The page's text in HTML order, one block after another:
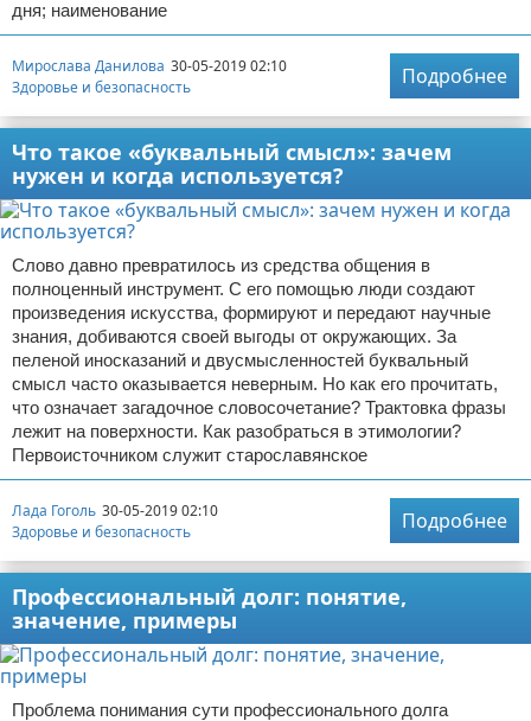
дня; наименование
Мирослава Данилова 30-05-2019 02:10
Здоровье и безопасность
Подробнее
Что такое «буквальный смысл»: зачем
нужен и когда используется?
Слово давно превратилось из средства общения в
полноценный инструмент. С его помощью люди создают
произведения искусства, формируют и передают научные
знания, добиваются своей выгоды от окружающих. За
пеленой иносказаний и двусмысленностей буквальный
смысл часто оказывается неверным. Но как его прочитать,
что означает загадочное словосочетание? Трактовка фразы
лежит на поверхности. Как разобраться в этимологии?
Первоисточником служит старославянское
Лада Гоголь 30-05-2019 02:10
Здоровье и безопасность
Подробнее
Профессиональный долг: понятие,
значение, примеры
Проблема понимания сути профессионального долга